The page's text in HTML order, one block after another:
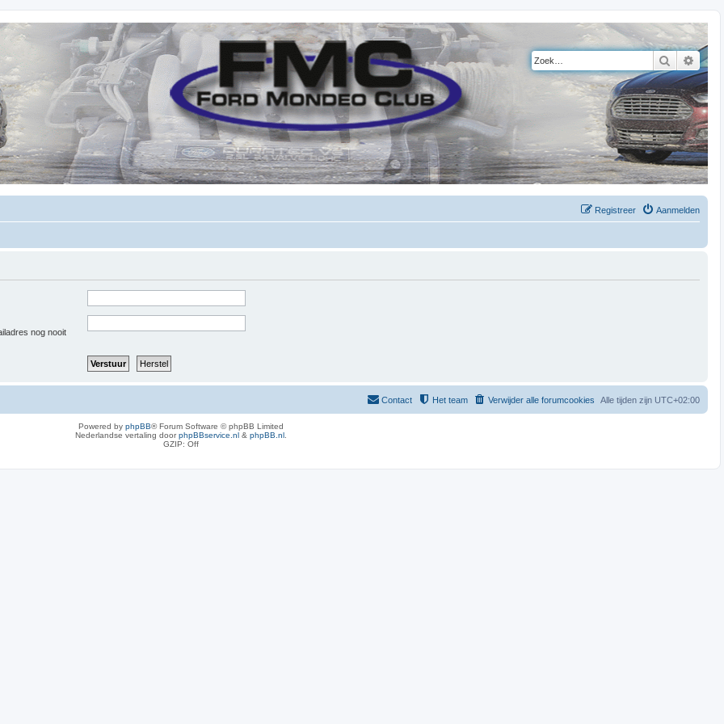
Zoek
Aanmelden
Registreer
nog nooit
Alle tijden zijn UTC+02:00
Verwijder alle forumcookies
Het team
Contact
Powered by phpBB® Forum Software © phpBB Limited
Nederlandse vertaling doorphpBBservice.nl& phpBB.nl.
GZIP: Off